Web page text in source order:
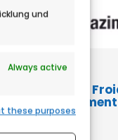
und
Always active
these purposes
Chaud